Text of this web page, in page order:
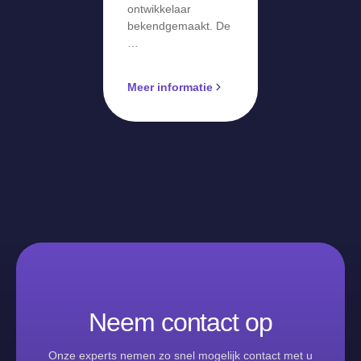
ontwikkelaar
bekendgemaakt. De
Meer informatie
Neem contact op
Onze experts nemen zo snel mogelijk contact met u